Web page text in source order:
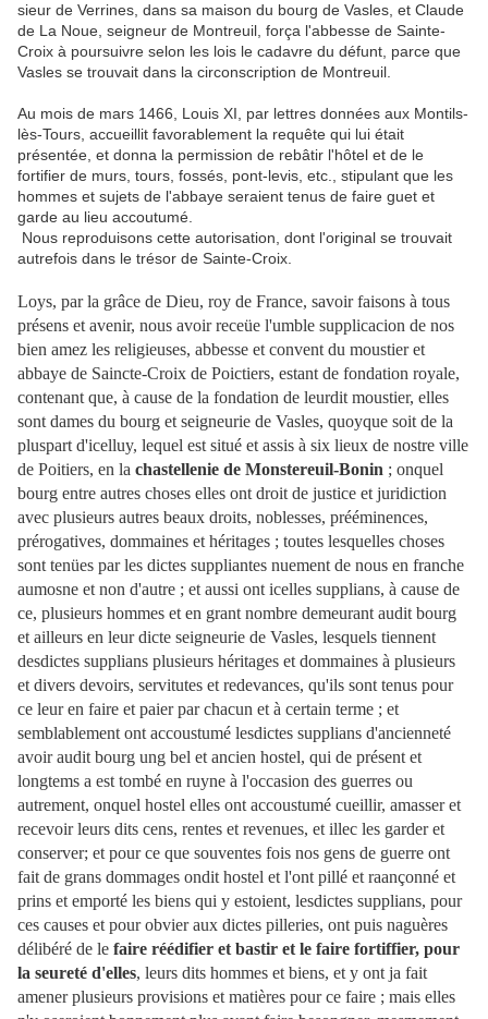
sieur de Verrines, dans sa maison du bourg de Vasles, et Claude
de La Noue, seigneur de Montreuil, força l'abbesse de Sainte-
Croix à poursuivre selon les lois le cadavre du défunt, parce que
Vasles se trouvait dans la circonscription de Montreuil.
Au mois de mars 1466, Louis XI, par lettres données aux Montils-
lès-Tours, accueillit favorablement la requête qui lui était
présentée, et donna la permission de rebâtir l'hôtel et de le
fortifier de murs, tours, fossés, pont-levis, etc., stipulant que les
hommes et sujets de l'abbaye seraient tenus de faire guet et
garde au lieu accoutumé.
Nous reproduisons cette autorisation, dont l'original se trouvait
autrefois dans le trésor de Sainte-Croix.
Loys, par la grâce de Dieu, roy de France, savoir faisons à tous
présens et avenir, nous avoir receüe l'umble supplicacion de nos
bien amez les religieuses, abbesse et convent du moustier et
abbaye de Saincte-Croix de Poictiers, estant de fondation royale,
contenant que, à cause de la fondation de leurdit moustier, elles
sont dames du bourg et seigneurie de Vasles, quoyque soit de la
pluspart d'icelluy, lequel est situé et assis à six lieux de nostre ville
de Poitiers, en la chastellenie de Monstereuil-Bonin ; onquel
bourg entre autres choses elles ont droit de justice et juridiction
avec plusieurs autres beaux droits, noblesses, prééminences,
prérogatives, dommaines et héritages ; toutes lesquelles choses
sont tenües par les dictes suppliantes nuement de nous en franche
aumosne et non d'autre ; et aussi ont icelles supplians, à cause de
ce, plusieurs hommes et en grant nombre demeurant audit bourg
et ailleurs en leur dicte seigneurie de Vasles, lesquels tiennent
desdictes supplians plusieurs héritages et dommaines à plusieurs
et divers devoirs, servitutes et redevances, qu'ils sont tenus pour
ce leur en faire et paier par chacun et à certain terme ; et
semblablement ont accoustumé lesdictes supplians d'ancienneté
avoir audit bourg ung bel et ancien hostel, qui de présent et
longtems a est tombé en ruyne à l'occasion des guerres ou
autrement, onquel hostel elles ont accoustumé cueillir, amasser et
recevoir leurs dits cens, rentes et revenues, et illec les garder et
conserver; et pour ce que souventes fois nos gens de guerre ont
fait de grans dommages ondit hostel et l'ont pillé et raançonné et
prins et emporté les biens qui y estoient, lesdictes supplians, pour
ces causes et pour obvier aux dictes pilleries, ont puis naguères
délibéré de le faire réédifier et bastir et le faire fortiffier, pour
la seureté d'elles, leurs dits hommes et biens, et y ont ja fait
amener plusieurs provisions et matières pour ce faire ; mais elles